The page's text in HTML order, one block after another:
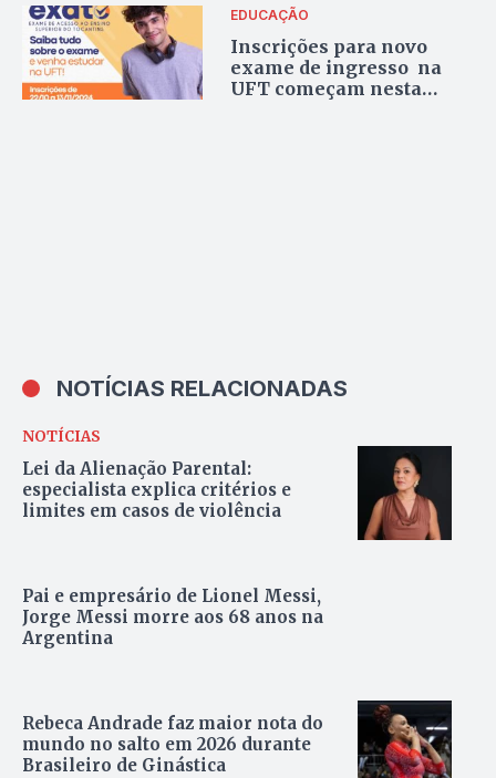
EDUCAÇÃO
Inscrições para novo
exame de ingresso na
UFT começam nesta
NOTÍCIAS RELACIONADAS
NOTÍCIAS
Lei da Alienação Parental:
especialista explica critérios e
limites em casos de violência
Pai e empresário de Lionel Messi,
Jorge Messi morre aos 68 anos na
Argentina
Rebeca Andrade faz maior nota do
mundo no salto em 2026 durante
Brasileiro de Ginástica